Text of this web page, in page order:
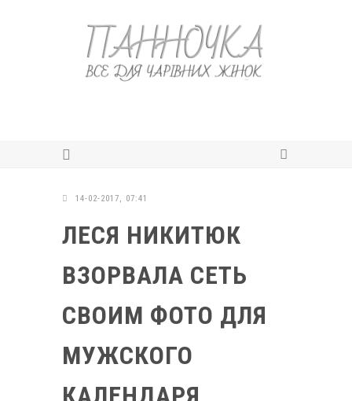
14-02-2017, 07:41
ЛЕСЯ НИКИТЮК
ВЗОРВАЛА СЕТЬ
СВОИМ ФОТО ДЛЯ
МУЖСКОГО